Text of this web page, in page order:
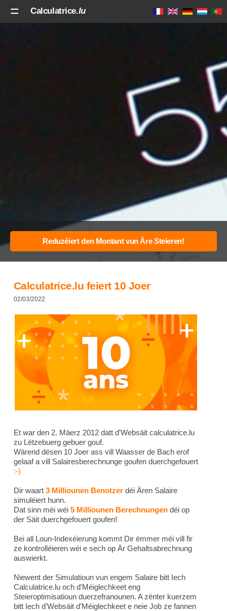
Calculatrice.lu
Calculatrice.lu feiert 10 Joer
02/03/2022
Et war den 2. Mäerz 2012 datt d'Websäit calculatrice.lu
zu Lëtzebuerg gebuer gouf.
Wärend dësen 10 Joer ass vill Waasser de Bach erof
gelaaf a vill Salairesberechnunge goufen duerchgefouert
:-)
Dir waart 3 Milliounen Benotzerdéi Ären Salaire
simuléiert hunn.
Dat sinn méi wéi 5 Milliounen Berechnungendéi op
der Säit duerchgefouert goufen!
Bei all Loun-Indexéierung kommt Dir ëmmer méi vill fir
ze kontrolléieren wéi e sech op Är Gehaltsabrechnung
auswierkt.
Niewent der Simulatioun vun engem Salaire bitt Iech
Calculatrice.lu och d'Méiglechkeet eng
Steieroptimisatioun duerzefranounen. A zënter kuerzem
bitt Iech d'Websäit d'Méiglechkeet e neie Job ze fannen